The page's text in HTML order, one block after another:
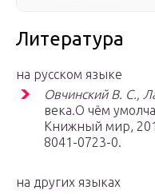
Литература
на русском языке
Овчинский В. С.,
века.О чём
Книжный мир,
8041-0723-0.
на других языках